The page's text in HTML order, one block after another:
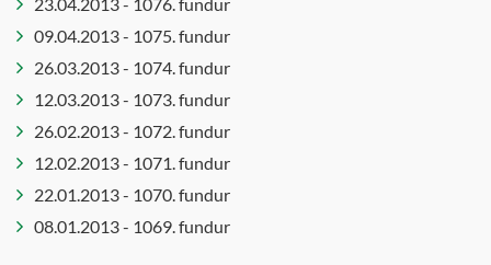
09.04.2013 - 1075. fundur
26.03.2013 - 1074. fundur
12.03.2013 - 1073. fundur
26.02.2013 - 1072. fundur
12.02.2013 - 1071. fundur
22.01.2013 - 1070. fundur
08.01.2013 - 1069. fundur